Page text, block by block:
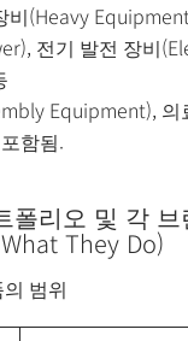
비(Heavy
전기 발전 장비
Equipment),
함됨.
폴리오 및 각
They Do)
범위